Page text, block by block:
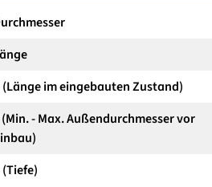
(Länge im eingebauten Zustand)
(Min. - Max. Außendurchmesser vor
(Tiefe)